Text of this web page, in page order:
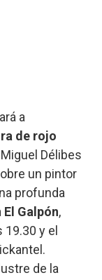
a
de rojo
Délibes
un pintor
profunda
Galpón,
y el
de la